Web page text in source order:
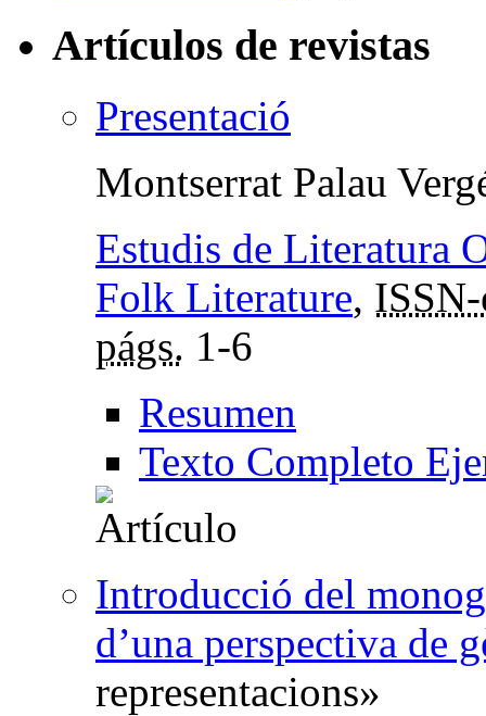
Artículos de revistas
Presentació
Montserrat Palau
Estudis de Literatura
Folk Literature,
págs. 1-6
Resumen
Texto Completo
Introducció del
d’una perspectiva de
representacions»